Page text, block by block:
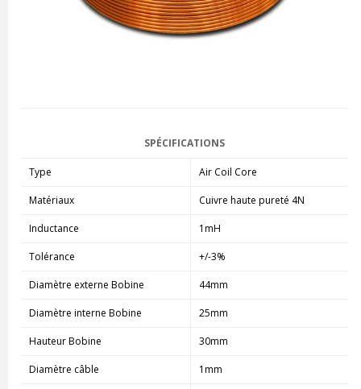
SPÉCIFICATIONS
Type Air Coil Core
Matériaux Cuivre haute pureté 4N
Inductance 1mH
Tolérance +/-3%
Diamètre externe Bobine 44mm
Diamètre interne Bobine 25mm
Hauteur Bobine 30mm
Diamètre câble 1mm